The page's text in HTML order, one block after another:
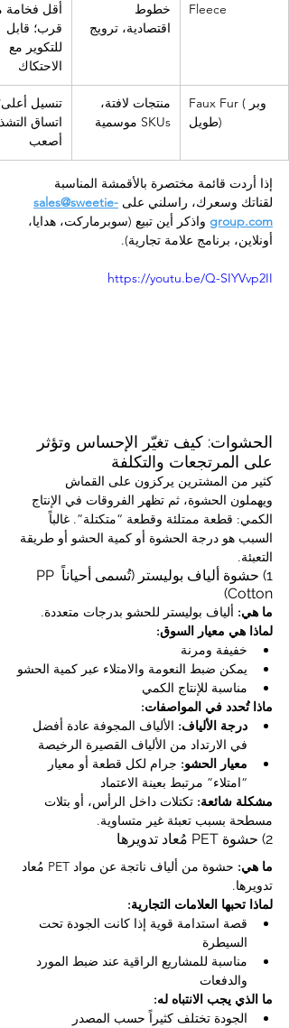
Fleece
خطوط
اقتصادية، ترويج
أقل
قرب؛ قابل
للتكوير مع
الاحتكاك
Faux Fur (وبر
طويل)
منتجات لافتة،
SKUs موسمية
تنسيل
اتساق
أصعب
إذا أردت قائمة مختصرة بالأقمشة المناسبة
لقناتك وسعرك، راسلني على sales@sweetie-
group.com واذكر أين تبيع (سوبرماركت، هدايا،
أونلاين، برنامج علامة تجارية).
https://youtu.be/Q-SIYVvp2II
الحشوات: كيف تغيّر الإحساس وتؤثر
على المرتجعات والتكلفة
كثير من المشترين يركزون على القماش
ويهملون الحشوة، ثم تظهر الفروقات في الإنتاج
الكمي: قطعة ممتلئة وقطعة “متكتلة”. غالباً
السبب هو درجة الحشوة أو كمية الحشو أو طريقة
التعبئة.
1) حشوة ألياف بوليستر (تُسمى أحياناً PP
Cotton)
ما هي: ألياف بوليستر للحشو بدرجات متعددة.
لماذا هي معيار السوق:
خفيفة ومرنة
يمكن ضبط النعومة والامتلاء عبر كمية الحشو
مناسبة للإنتاج الكمي
ماذا تُحدد في المواصفات:
درجة الألياف: الألياف المجوفة عادة أفضل
في الارتداد من الألياف القصيرة الرخيصة
معيار الحشو: جرام لكل قطعة أو معيار
“امتلاء” مرتبط بعينة الاعتماد
مشكلة شائعة: تكتلات داخل الرأس، أو بتلات
مسطحة بسبب تعبئة غير متساوية.
2) حشوة PET مُعاد تدويرها
ما هي:
حشوة من ألياف ناتجة عن مواد PET مُعاد
تدويرها.
لماذا تحبها العلامات التجارية:
قصة استدامة قوية إذا كانت الجودة تحت
السيطرة
مناسبة للمشاريع الراقية عند ضبط المورد
والدفعات
ما الذي يجب الانتباه له:
الجودة تختلف كثيراً حسب المصدر